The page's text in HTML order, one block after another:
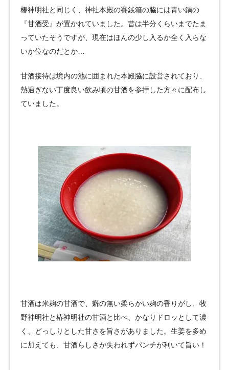
椿神明社と同じく、神社本殿の賽銭箱の脇には青い鍋の
『甘酒受』が置かれていました。昔は半分くらいまでたま
っていたそうですが、現在はほんの少し入るか全く入らな
いか位なのだとか…
甘酒接待は境内の池に囲まれた本殿脇に設営されており、
熱過ぎない丁度良い飲み頃の甘酒を参拝した方々に配布し
ていました。
甘酒は米麹の甘酒で、癖の無い柔らかい麹の香りがし、牧
野神明社と椿神明社の甘酒と比べ、かなりドロッとして濃
く、どっしりとした甘さを旨さがありました。生姜を多め
に加えても、甘酒らしさが失われずパンチが利いて旨い！